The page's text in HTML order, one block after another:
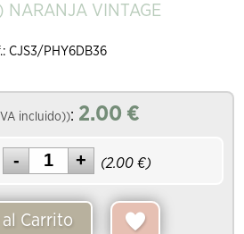
NARANJA VINTAGE
CJS3/PHY6DB36
incluido)): 2.00 €
(2.00 €)
Carrito